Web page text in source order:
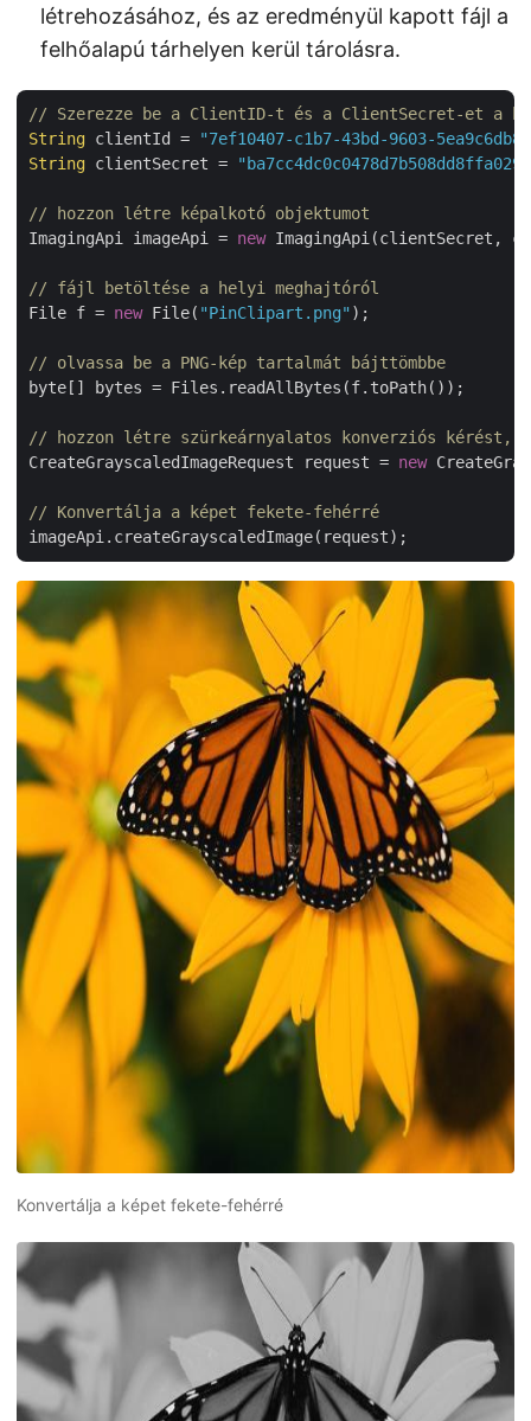
létrehozásához, és az eredményül kapott fájl a
felhőalapú tárhelyen kerül tárolásra.
// Szerezze be a ClientID-t és a ClientSecret-et a
String clientId =
"7ef10407-c1b7-43bd-9603-
String clientSecret =
// hozzon létre képalkotó objektumot
ImagingApi imageApi = new ImagingApi(clientSecret,
// fájl betöltése a helyi meghajtóról
File f = new File( "PinClipart.png" );
// olvassa be a PNG-kép tartalmát bájttömbbe
byte[] bytes = Files.readAllBytes(f.toPath());
// hozzon létre szürkeárnyalatos konverziós kérést,
CreateGrayscaledImageRequest request = new
// Konvertálja a képet fekete-fehérré
Konvertálja a képet fekete-fehérré